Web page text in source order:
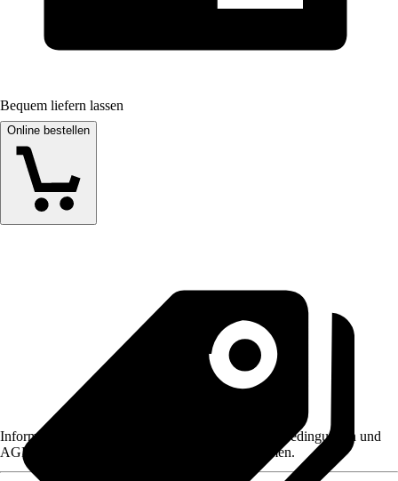
Bequem liefern lassen
Online bestellen
Informationen des Verkäufers, wie z. B. Rückgabebedingungen und
AGB, finden Sie bei Klick auf den Verkäufernamen.